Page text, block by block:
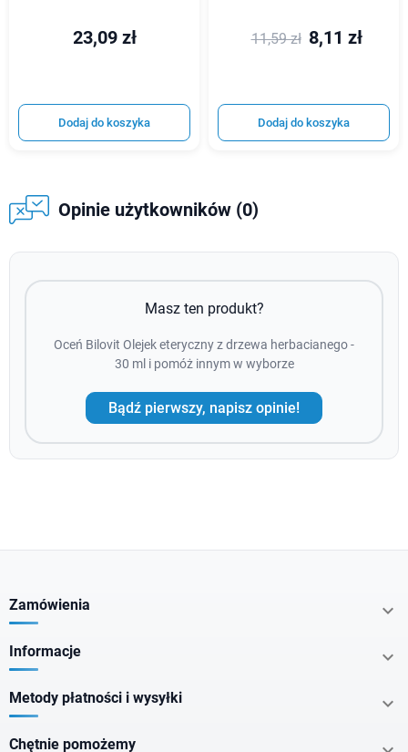
23,09 zł
Dodaj do koszyka
11,59 zł 8,11 zł
Dodaj do koszyka
Opinie użytkowników (0)
Masz ten produkt?
Oceń Bilovit Olejek eteryczny z drzewa herbacianego -
30 ml i pomóż innym w wyborze
Bądź pierwszy, napisz opinie!
Zamówienia 
Informacje 
Metody płatności i wysyłki 
Chętnie pomożemy